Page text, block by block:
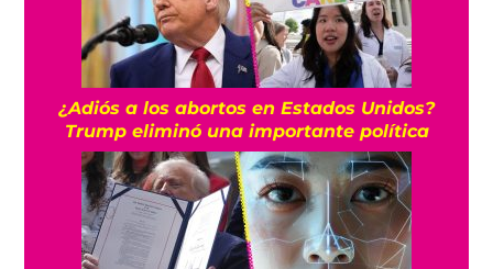
¿Adiós a los abortos en Estados Unidos?
Trump eliminó una importante política